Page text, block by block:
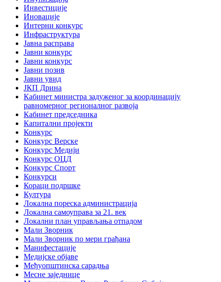
Инвестиције
Иновације
Интерни конкурс
Инфраструктура
Јавна расправа
Јавни конкурс
Јавни конкурс
Јавни позив
Јавни увид
ЈКП Дрина
Кабинет министра задуженог за координацију
равномерног регионалног развоја
Кабинет председника
Капитални пројекти
Конкурс
Конкурс Верске
Конкурс Медији
Конкурс ОЦД
Конкурс Спорт
Конкурси
Кораци подршке
Култура
Локална пореска администрација
Локална самоуправа за 21. век
Локални план управљања отпадом
Мали Зворник
Мали Зворник по мери грађана
Манифестације
Медијске објаве
Међуопштинска сарадња
Месне заједнице